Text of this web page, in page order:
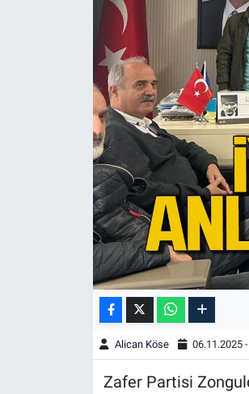
Alican Köse 06.11.2025
Zafer Partisi